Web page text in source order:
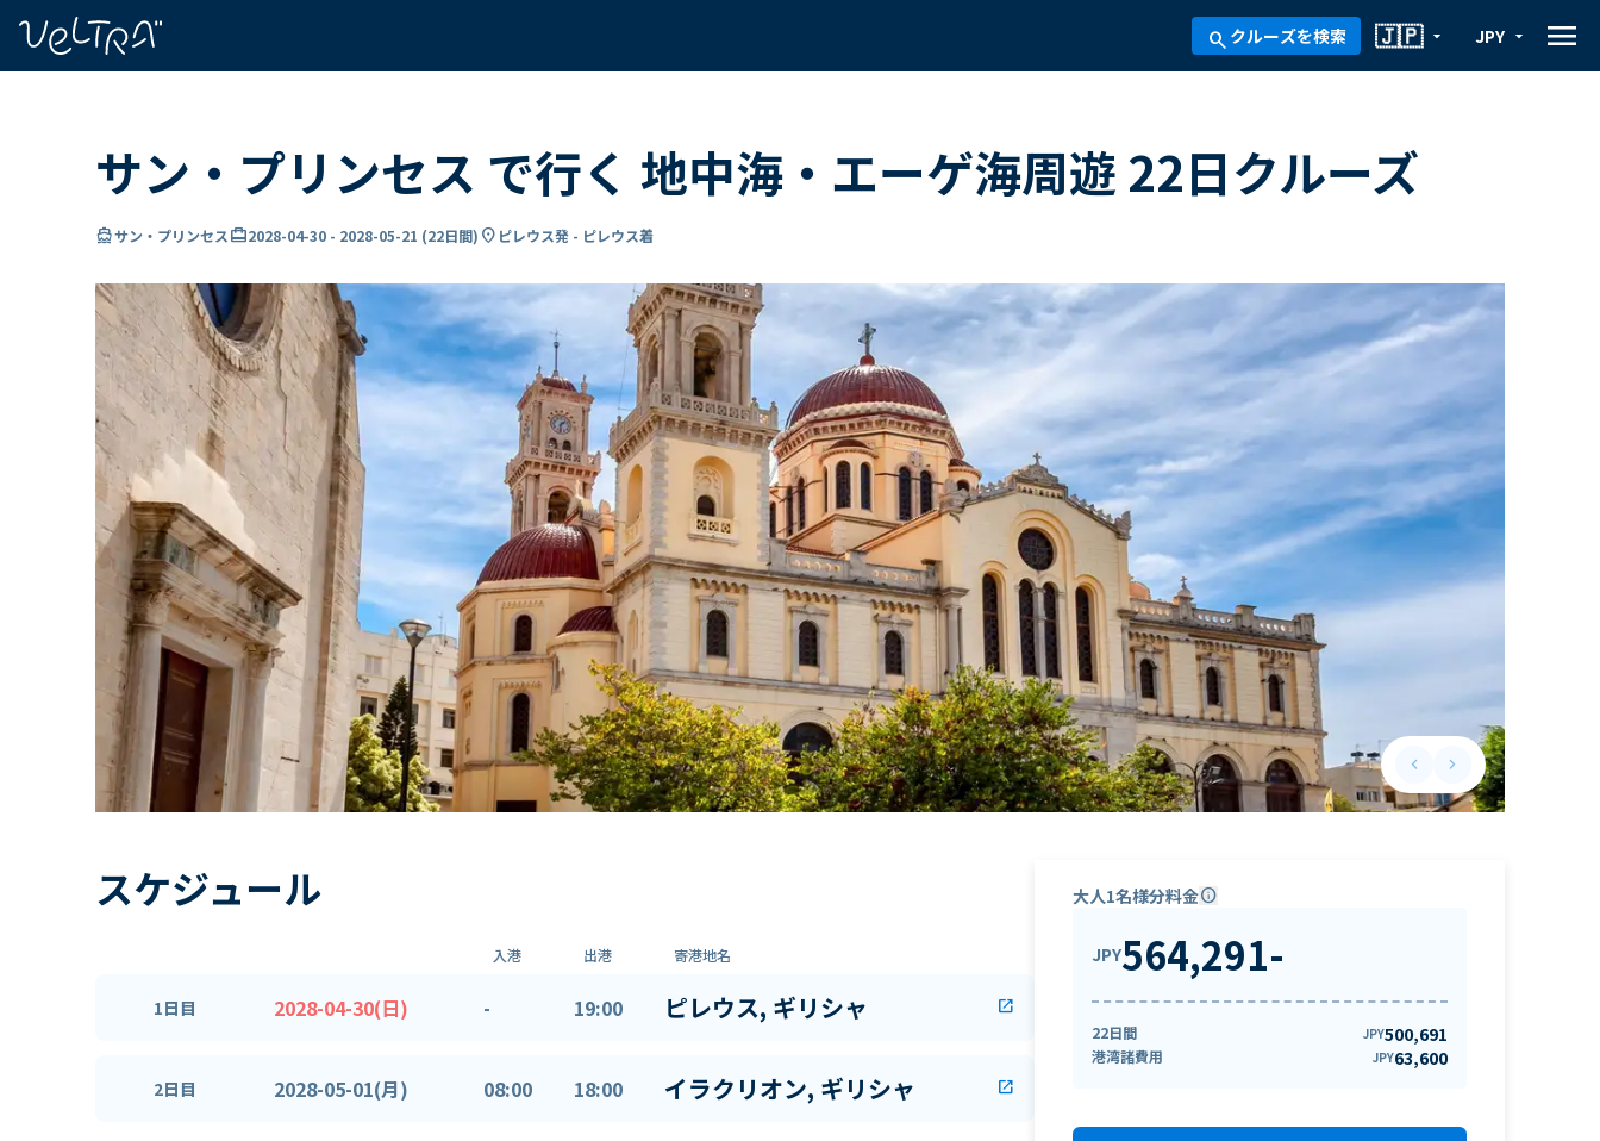
search クルーズを検索 arrow_drop_down
🇯🇵 arrow_drop_down
JPY menu
サン・プリンセス で行く 地中海・エーゲ海周遊 22日クルーズ
directions_boatサン・プリンセスcard_travel2028-04-30 - 2028-05-21 (22日間) location_on ピレウス発 - ピレウス着
keyboard_arrow_leftPrevious slide
keyboard_arrow_rightNext slide
スケジュール
入港 出港 寄港地名
1日目 2028-04-30(日) - 19:00 ピレウス, ギリシャ open_in_new
2日目 2028-05-01(月) 08:00 18:00 イラクリオン, ギリシャ open_in_new
大人1名様分料金info
JPY564,291-
22日間 JPY500,691
港湾諸費用 JPY63,600